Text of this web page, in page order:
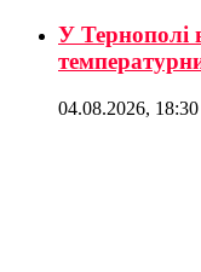
У Тернополі
04.08.2026, 18:30